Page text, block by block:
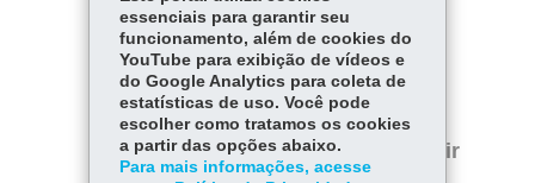
COMPARTILHE:
Facebook
Twitter
WhatsApp
Voltar Início
Imprimir
essenciais para garantir seu
funcionamento, além de cookies do
YouTube para exibição de vídeos e
do Google Analytics para coleta de
estatísticas de uso. Você pode
escolher como tratamos os cookies
a partir das opções abaixo.
Para mais informações, acesse